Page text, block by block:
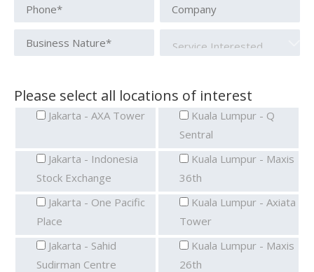
Please select all locations of interest
Jakarta - AXA Tower
Kuala Lumpur - Q
Sentral
Jakarta - Indonesia
Stock Exchange
Kuala Lumpur - Maxis
36th
Jakarta - One Pacific
Place
Kuala Lumpur - Axiata
Tower
Jakarta - Sahid
Sudirman Centre
Kuala Lumpur - Maxis
26th